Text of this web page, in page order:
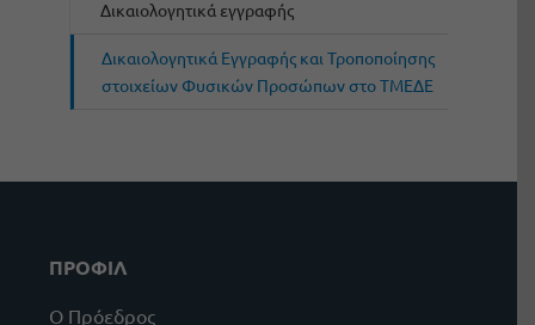
Δικαιολογητικά εγγραφής
Δικαιολογητικά Εγγραφής και Τροποποίησης
στοιχείων Φυσικών Προσώπων στο ΤΜΕΔΕ
ΠΡΟΦΙΛ
Ο Πρόεδρος